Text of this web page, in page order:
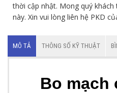
thời cập nhật. Mong quý
này. Xin vui lòng liên hệ PKD
MÔ TẢ THÔNG SỐ KỸ THUẬT
Bo mạch